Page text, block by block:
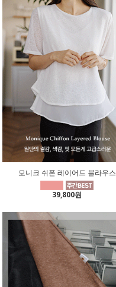
모니크 쉬폰 레이어드 블라우스
39,800원